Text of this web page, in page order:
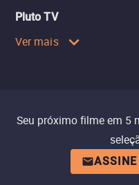
Pluto TV
Ver mais
Seu próximo filme em 5